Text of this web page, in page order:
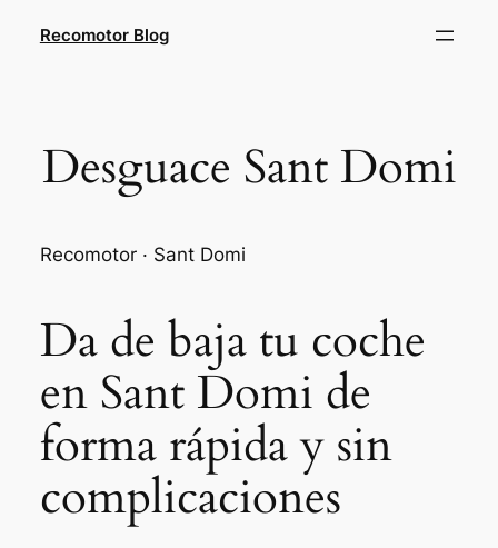
Recomotor Blog
Desguace Sant Domi
Recomotor · Sant Domi
Da de baja tu coche
en Sant Domi de
forma rápida y sin
complicaciones